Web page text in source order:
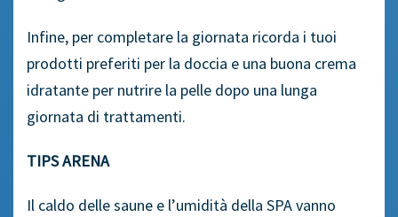
Infine, per completare la giornata ricorda i tuoi
prodotti preferiti per la doccia e una buona crema
idratante per nutrire la pelle dopo una lunga
giornata di trattamenti.
TIPS ARENA
Il caldo delle saune e l’umidità della SPA vanno